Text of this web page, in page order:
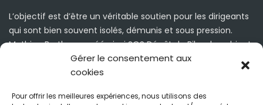
Gérer le consentement aux
cookies
Pour offrir les meilleures expériences, nous utilisons des
L’objectif est d’être un véritable soutien pour les dirigeants
qui sont bien souvent isolés, démunis et sous pression.
Mathieu Burthey a créé ainsi SOS Dépôt de Bilan, le cabinet
de conseil à l’écoute de les dirigeants, quelque soient leurs
situations économiques et organisationnelles.
Mathieu Burthey